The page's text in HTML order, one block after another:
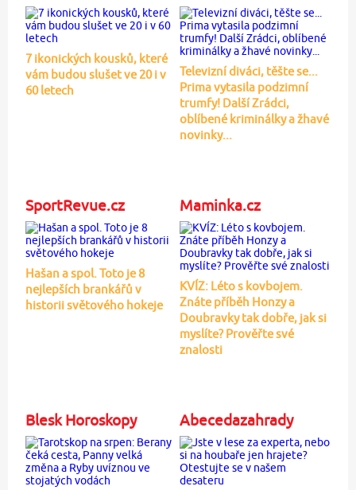
7 ikonických kousků, které
vám budou slušet ve 20 i v
60 letech
Televizní diváci, těšte se...
Prima vytasila podzimní
trumfy! Další Zrádci,
oblíbené kriminálky a žhavé
novinky...
SportRevue.cz
Hašan a spol. Toto je 8
nejlepších brankářů v
historii světového hokeje
Maminka.cz
KVÍZ: Léto s kovbojem.
Znáte příběh Honzy a
Doubravky tak dobře, jak si
myslíte? Prověřte své
znalosti
Blesk Horoskopy Abecedazahrady